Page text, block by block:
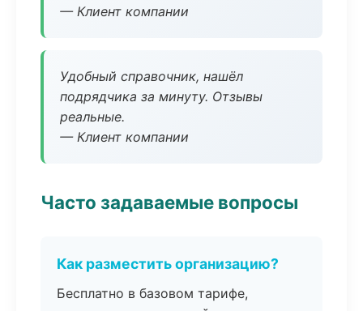
— Клиент компании
Удобный справочник, нашёл
подрядчика за минуту. Отзывы
реальные.
— Клиент компании
Часто задаваемые вопросы
Как разместить организацию?
Бесплатно в базовом тарифе,